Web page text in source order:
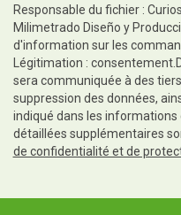
Responsable du fichier :
Milimetrado Diseño y
d'information sur les
Légitimation :
sera communiquée à des
suppression des données,
indiqué dans les
détaillées supplémentaires
de confidentialité et de